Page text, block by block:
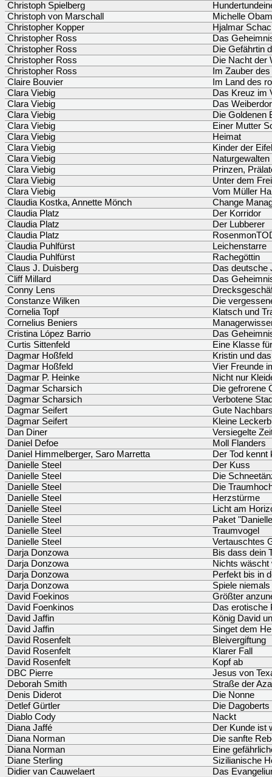
Christoph Spielberg
Christoph von Marschall
Michelle
Christopher Kopper
Hjalmar
Christopher Ross
Das
Christopher Ross
Die Gefährtin
Christopher Ross
Die Nacht der
Christopher Ross
Im Zauber
Claire Bouvier
Im Land des
Clara Viebig
Das Kreuz im
Clara Viebig
Das
Clara Viebig
Die Goldenen
Clara Viebig
Einer Mutter
Clara Viebig
Heimat
Clara Viebig
Kinder der Eifel
Clara Viebig
Naturgewalten
Clara Viebig
Prinzen,
Clara Viebig
Unter dem
Clara Viebig
Vom Müller
Claudia Kostka, Annette Mönch
Change
Claudia Platz
Der Korridor
Claudia Platz
Der Lubberer
Claudia Platz
Claudia Puhlfürst
Leichenstarre
Claudia Puhlfürst
Rachegöttin
Claus J. Duisberg
Das deutsche
Cliff Millard
Das
Conny Lens
Constanze Wilken
Die
Cornelia Topf
Klatsch und
Cornelius Beniers
Cristina López Barrio
Das
Curtis Sittenfeld
Eine Klasse
Dagmar Hoßfeld
Kristin und
Dagmar Hoßfeld
Vier Freunde
Dagmar P. Heinke
Nicht nur
Dagmar Scharsich
Die gefrorene
Dagmar Scharsich
Verbotene
Dagmar Seifert
Gute
Dagmar Seifert
Kleine
Dan Diner
Versiegelte
Daniel Defoe
Moll Flanders
Daniel Himmelberger, Saro Marretta
Der Tod kennt
Danielle Steel
Der Kuss
Danielle Steel
Die
Danielle Steel
Die
Danielle Steel
Herzstürme
Danielle Steel
Licht am
Danielle Steel
Paket
Danielle Steel
Traumvogel
Danielle Steel
Vertauschtes
Darja Donzowa
Bis dass dein
Darja Donzowa
Nichts wäscht
Darja Donzowa
Perfekt bis in
Darja Donzowa
Spiele
David Foekinos
Größter
David Foenkinos
Das erotische
David Jaffin
König David
David Jaffin
Singet dem
David Rosenfelt
Bleivergiftung
David Rosenfelt
Klarer Fall
David Rosenfelt
Kopf ab
DBC Pierre
Jesus von
Deborah Smith
Straße der
Denis Diderot
Die Nonne
Detlef Gürtler
Die Dagoberts
Diablo Cody
Nackt
Diana Jaffé
Der Kunde ist
Diana Norman
Die sanfte
Diana Norman
Eine
Diane Sterling
Sizilianische
Didier van Cauwelaert
Das